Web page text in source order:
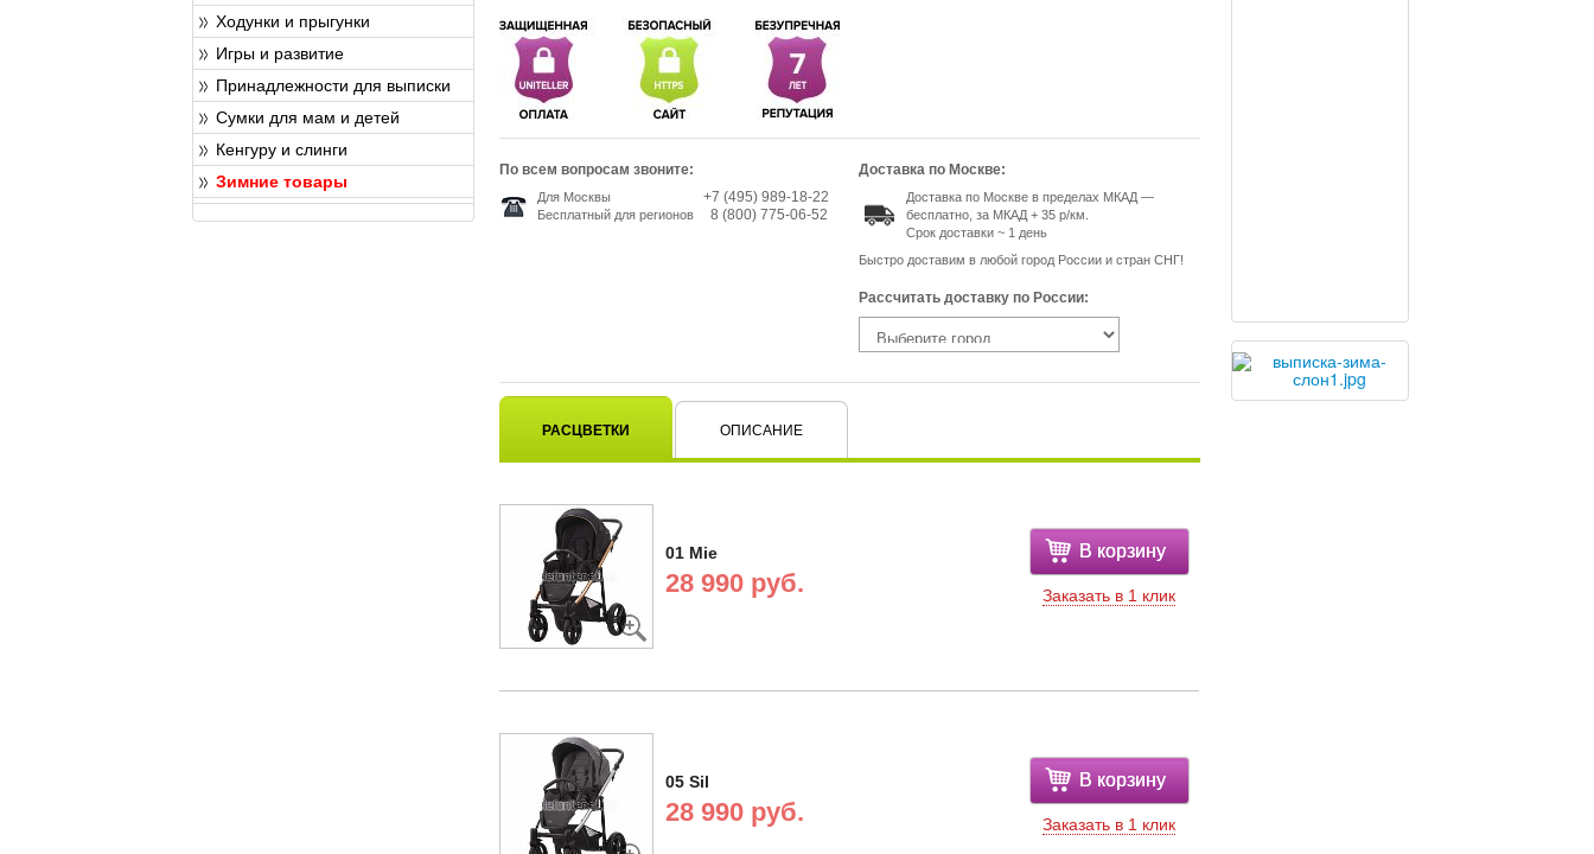
Ходунки и прыгунки
Игры и развитие
Принадлежности для выписки
Сумки для мам и детей
Кенгуру и слинги
Зимние товары
По всем вопросам звоните:
Для Москвы
Бесплатный для регионов
+7 (495) 989-18-22
8 (800) 775-06-52
Доставка по Москве:
Доставка по Москве в пределах МКАД —
бесплатно, за МКАД + 35 р/км.
Срок доставки ~ 1 день
Быстро доставим в любой город России и стран СНГ!
Рассчитать доставку по России:
РАСЦВЕТКИ ОПИСАНИЕ
01 Mie
28 990 руб.
В корзину
Заказать в 1 клик
05 Sil
28 990 руб.
В корзину
Заказать в 1 клик